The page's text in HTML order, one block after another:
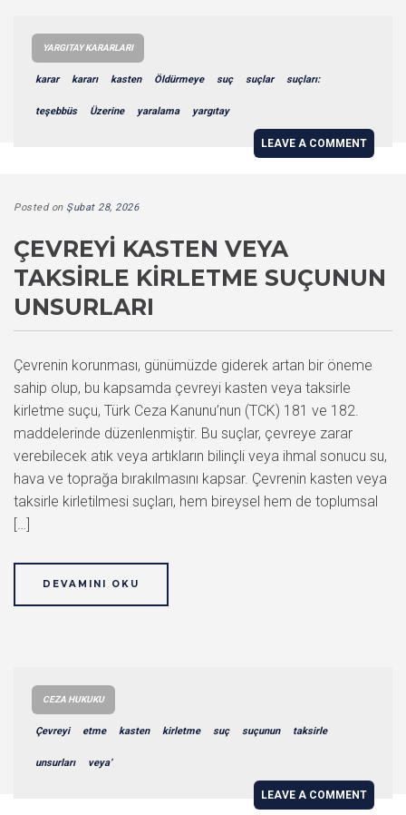
YARGITAY KARARLARI
karar kararı kasten Öldürmeye suç suçlar suçları:
teşebbüs Üzerine yaralama yargıtay
LEAVE A COMMENT
Posted on Şubat 28, 2026
ÇEVREYI KASTEN VEYA
TAKSIRLE KIRLETME SUÇUNUN
UNSURLARI
Çevrenin korunması, günümüzde giderek artan bir öneme
sahip olup, bu kapsamda çevreyi kasten veya taksirle
kirletme suçu, Türk Ceza Kanunu’nun (TCK) 181 ve 182.
maddelerinde düzenlenmiştir. Bu suçlar, çevreye zarar
verebilecek atık veya artıkların bilinçli veya ihmal sonucu su,
hava ve toprağa bırakılmasını kapsar. Çevrenin kasten veya
taksirle kirletilmesi suçları, hem bireysel hem de toplumsal
[…]
DEVAMINI OKU
CEZA HUKUKU
Çevreyi etme kasten kirletme suç suçunun taksirle
unsurları veya’
LEAVE A COMMENT